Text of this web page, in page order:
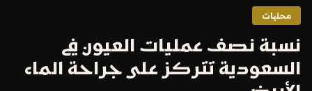
محليات
نسبة نصف عمليات العيون في
السعودية تتركز على جراحة الماء